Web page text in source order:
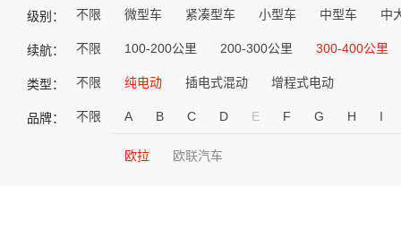
级别： 不限 微型车 紧凑型车 小型车 中型车 中
续航： 不限 100-200公里 200-300公里 300-400公里
类型： 不限 纯电动 插电式混动 增程式电动
品牌： 不限 A B C D E F G H I
欧拉 欧联汽车